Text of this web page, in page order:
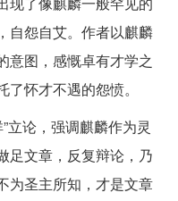
自怨自艾。作者以麒麟
意图，感慨卓有才学之
怀才不遇的怨愤。
”立论，强调麒麟作为灵
足文章，反复辩论，乃
为圣主所知，才是文章